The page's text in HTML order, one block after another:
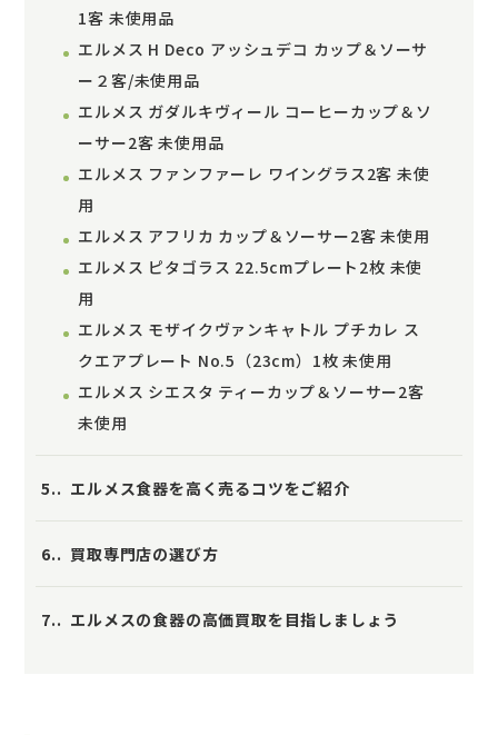
1客 未使用品
エルメス H Deco アッシュデコ カップ＆ソーサ
ー２客/未使用品
エルメス ガダルキヴィール コーヒーカップ＆ソ
ーサー2客 未使用品
エルメス ファンファーレ ワイングラス2客 未使
用
エルメス アフリカ カップ＆ソーサー2客 未使用
エルメス ピタゴラス 22.5cmプレート2枚 未使
用
エルメス モザイクヴァンキャトル プチカレ ス
クエアプレート No.5（23cm）1枚 未使用
エルメス シエスタ ティーカップ＆ソーサー2客
未使用
5. エルメス食器を高く売るコツをご紹介
6. 買取専門店の選び方
7. エルメスの食器の高価買取を目指しましょう